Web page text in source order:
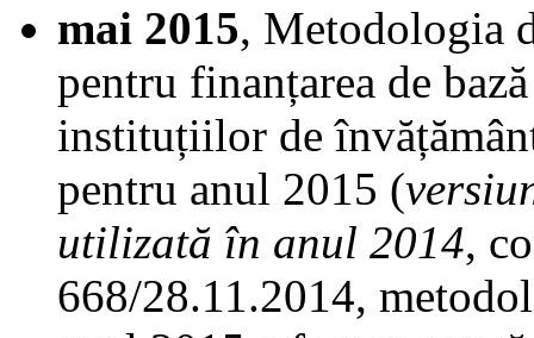
mai 2015, Metodologia
pentru finanțarea de
instituțiilor de
pentru anul 2015 (
utilizată în anul 2014,
668/28.11.2014,